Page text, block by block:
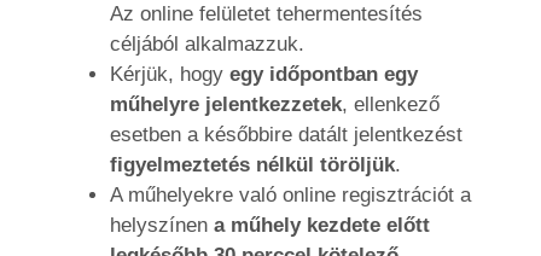
Az online felületet tehermentesítés
céljából alkalmazzuk.
Kérjük, hogy egy időpontban egy
műhelyre jelentkezzetek, ellenkező
esetben a későbbire datált jelentkezést
figyelmeztetés nélkül töröljük.
A műhelyekre való online regisztrációt a
helyszínen a műhely kezdete előtt